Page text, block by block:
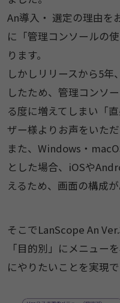
An導入・ 選定の理由を
に「管理コンソールの
ります。
しかしリリースから5
したため、管理コンソ
る度に増えてしまい「
ザー様よりお声をいた
また、Windows・
とした場合、iOSや
えるため、画面の構成
そこでLanScope An
「目的別」にメニュー
にやりたいことを実現